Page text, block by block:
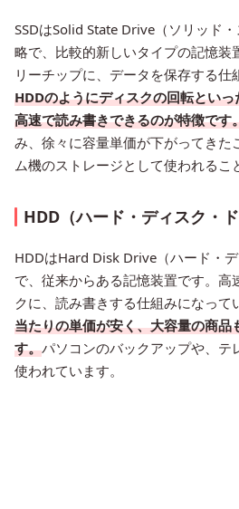
SSDはSolid State Drive（ソリッド
略で、比較的新しいタイプの記憶装
リーチップに、データを保存する仕
HDDのようにディスクの回転とい
高速で読み書きできるのが特徴です
み、徐々に容量単価が下がってきた
ム機のストレージとして使われるこ
HDD（ハード・ディスク・ド
HDDはHard Disk Drive（ハード・
で、従来からある記憶装置です。高
クに、読み書きする仕組みになって
当たりの単価が安く、大容量の商品
す。パソコンのバックアップや、テ
使われています。